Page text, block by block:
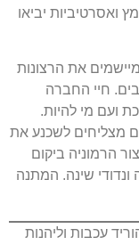
ואסרטיביות יביאו
את הרצונות
חיי החברה
ועם מי להיות.
מצליחים לשכנע את
הרמוניה ביקום
ונדודי שינה. המתנה
עכבות וליהנות